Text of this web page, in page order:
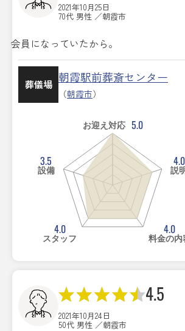
2021年10月25日
70代 男性 ／朝霞市
会員になっていたから。
葬儀場 朝霞駅前葬斎センター
（朝霞市）
お迎え対応 5.0
4.0
説
4.0
料金の内
4.0
スタッフ
3.5
設備
4.5
2021年10月24日
50代 男性 ／朝霞市